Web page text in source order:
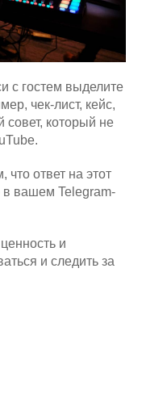
с гостем выделите
чек-лист, кейс,
совет, который не
что ответ на этот
в вашем Telegram-
и
и следить за